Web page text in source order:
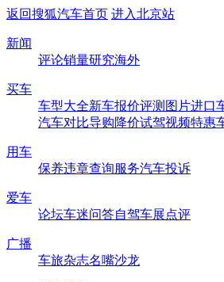
返回搜狐汽车首页 进入北京站
新闻
评论销量研究海外
买车
车型大全新车报价评测 图片进口
汽车对比导购降价试驾视频特惠
用车
保养违章查询服务汽车投诉
爱车
论坛车迷问答自驾车展点评
广播
车旅杂志名嘴沙龙